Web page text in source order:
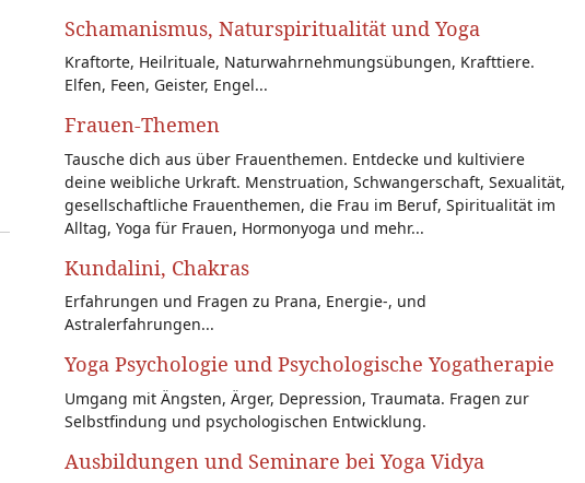
Schamanismus, Naturspiritualität und Yoga
Kraftorte, Heilrituale, Naturwahrnehmungsübungen, Krafttiere.
Elfen, Feen, Geister, Engel...
Frauen-Themen
Tausche dich aus über Frauenthemen. Entdecke und kultiviere
deine weibliche Urkraft. Menstruation, Schwangerschaft, Sexualität,
gesellschaftliche Frauenthemen, die Frau im Beruf, Spiritualität im
Alltag, Yoga für Frauen, Hormonyoga und mehr...
Kundalini, Chakras
Erfahrungen und Fragen zu Prana, Energie-, und
Astralerfahrungen...
Yoga Psychologie und Psychologische Yogatherapie
Umgang mit Ängsten, Ärger, Depression, Traumata. Fragen zur
Selbstfindung und psychologischen Entwicklung.
Ausbildungen und Seminare bei Yoga Vidya